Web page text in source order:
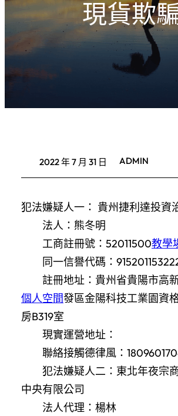
現貨欺
2022 年 7 月 31 日 ADMIN
犯法嫌疑人一： 貴州捷利達投資
法人：熊冬明
工商註冊號：52011500教學
同一信譽代碼：
註冊地址：貴州省貴陽市高
個人空間發區金陽科技工業園資
房B319室
現實運營地址：
聯絡接觸德律風：
犯法嫌疑人二：東北年夜宗
中央有限公司
法人代理：楊林